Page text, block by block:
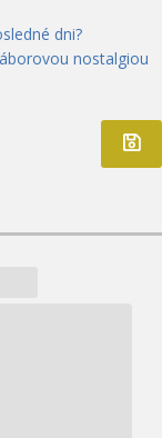
dni?
nostalgiou